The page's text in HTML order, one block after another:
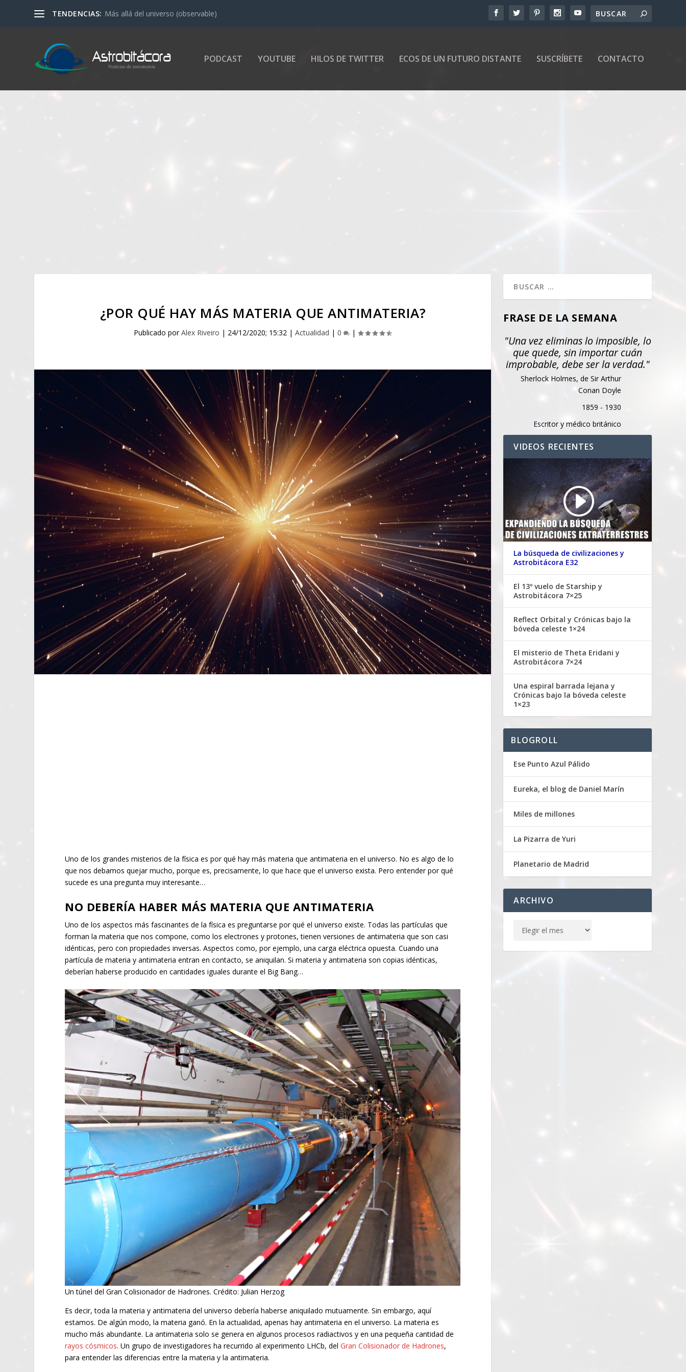
TENDENCIAS: Más allá del universo (observable)
PODCAST YOUTUBE HILOS DE TWITTER ECOS DE UN FUTURO DISTANTE SUSCRÍBETE CONTACTO
¿POR QUÉ HAY MÁS MATERIA QUE ANTIMATERIA?
Publicado porAlex Riveiro | 24/12/2020; 15:32 |Actualidad |0 |
Uno de los grandes misterios de la física es por qué hay más materia que antimateria en el universo. No es algo de lo
que nos debamos quejar mucho, porque es, precisamente, lo que hace que el universo exista. Pero entender por qué
sucede es una pregunta muy interesante…
NO DEBERÍA HABER MÁS MATERIA QUE ANTIMATERIA
Uno de los aspectos más fascinantes de la física es preguntarse por qué el universo existe. Todas las partículas que
forman la materia que nos compone, como los electrones y protones, tienen versiones de antimateria que son casi
idénticas, pero con propiedades inversas. Aspectos como, por ejemplo, una carga eléctrica opuesta. Cuando una
partícula de materia y antimateria entran en contacto, se aniquilan. Si materia y antimateria son copias idénticas,
deberían haberse producido en cantidades iguales durante el Big Bang…
Un túnel del Gran Colisionador de Hadrones. Crédito: Julian Herzog
Es decir, toda la materia y antimateria del universo debería haberse aniquilado mutuamente. Sin embargo, aquí
estamos. De algún modo, la materia ganó. En la actualidad, apenas hay antimateria en el universo. La materia es
mucho más abundante. La antimateria solo se genera en algunos procesos radiactivos y en una pequeña cantidad de
rayos cósmicos. Un grupo de investigadores ha recurrido al experimento LHCb, delGran Colisionador de Hadrones,
para entender las diferencias entre la materia y la antimateria.
FRASE DE LA SEMANA
"Una vez eliminas lo imposible, lo
que quede, sin importar cuán
improbable, debe ser la verdad."
Sherlock Holmes, de Sir Arthur
Conan Doyle
1859 - 1930
Escritor y médico británico
VIDEOS RECIENTES
La búsqueda de civilizaciones y
Astrobitácora E32
El 13º vuelo de Starship y
Astrobitácora 7×25
Reflect Orbital y Crónicas bajo la
bóveda celeste 1×24
El misterio de Theta Eridani y
Astrobitácora 7×24
Una espiral barrada lejana y
Crónicas bajo la bóveda celeste
1×23
BLOGROLL
Ese Punto Azul Pálido
Eureka, el blog de Daniel Marín
Miles de millones
La Pizarra de Yuri
Planetario de Madrid
ARCHIVO